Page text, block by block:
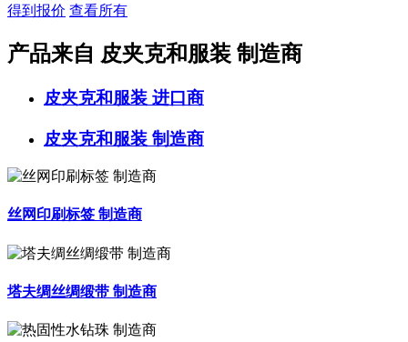
得到报价 查看所有
产品来自 皮夹克和服装 制造商
皮夹克和服装 进口商
皮夹克和服装 制造商
丝网印刷标签 制造商
塔夫绸丝绸缎带 制造商